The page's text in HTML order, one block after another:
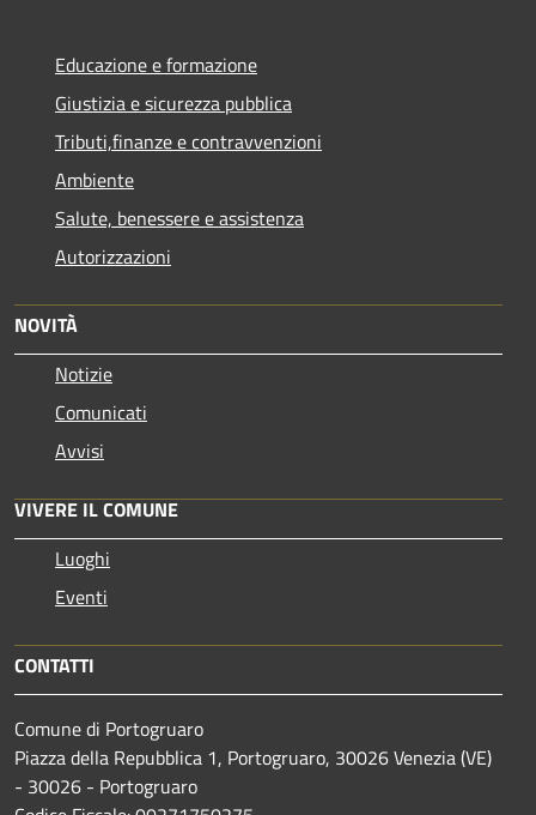
Educazione e formazione
Giustizia e sicurezza pubblica
Tributi,finanze e contravvenzioni
Ambiente
Salute, benessere e assistenza
Autorizzazioni
NOVITÀ
Notizie
Comunicati
Avvisi
VIVERE IL COMUNE
Luoghi
Eventi
CONTATTI
Comune di Portogruaro
Piazza della Repubblica 1, Portogruaro, 30026 Venezia (VE)
- 30026 - Portogruaro